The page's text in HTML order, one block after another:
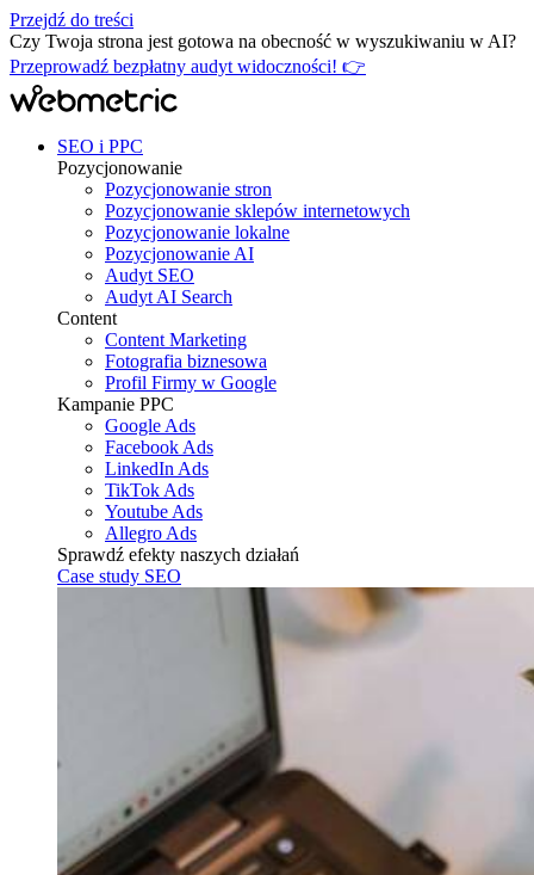
Przejdź do treści
Czy Twoja strona jest gotowa na obecność w wyszukiwaniu w AI?
Przeprowadź bezpłatny audyt widoczności! 👉
SEO i PPC
Pozycjonowanie
Pozycjonowanie stron
Pozycjonowanie sklepów internetowych
Pozycjonowanie lokalne
Pozycjonowanie AI
Audyt SEO
Audyt AI Search
Content
Content Marketing
Fotografia biznesowa
Profil Firmy w Google
Kampanie PPC
Google Ads
Facebook Ads
LinkedIn Ads
TikTok Ads
Youtube Ads
Allegro Ads
Sprawdź efekty naszych działań
Case study SEO